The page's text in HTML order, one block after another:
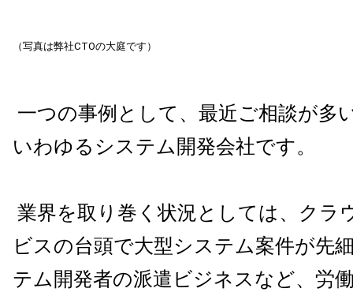
（写真は弊社CTOの大庭です）
一つの事例として、最近ご相談が多
いわゆるシステム開発会社です。
業界を取り巻く状況としては、クラ
ビスの台頭で大型システム案件が先
テム開発者の派遣ビジネスなど、労